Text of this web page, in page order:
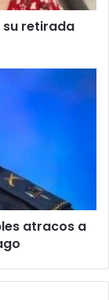
su retirada
atracos a